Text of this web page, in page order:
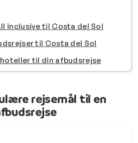
inclusive til Costa del Sol
til Costa del Sol
til din afbudsrejse
rejsemål til en